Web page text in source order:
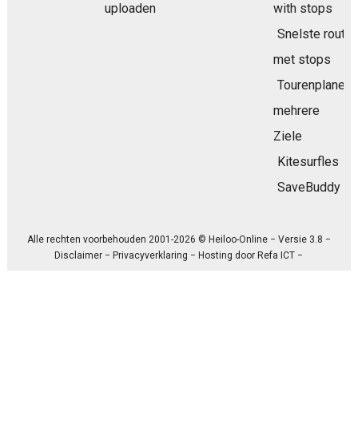
uploaden
with stops
Snelste route
met stops
Tourenplaner
mehrere
Ziele
Kitesurfles
SaveBuddy
Alle rechten voorbehouden 2001-2026 © Heiloo-Online − Versie 3.8 −
Disclaimer − Privacyverklaring − Hosting door Refa ICT −